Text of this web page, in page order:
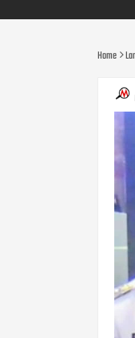
Home